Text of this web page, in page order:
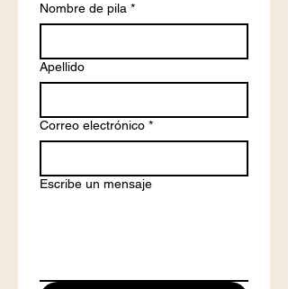
Nombre de pila *
Apellido
Correo electrónico *
Escribe un mensaje